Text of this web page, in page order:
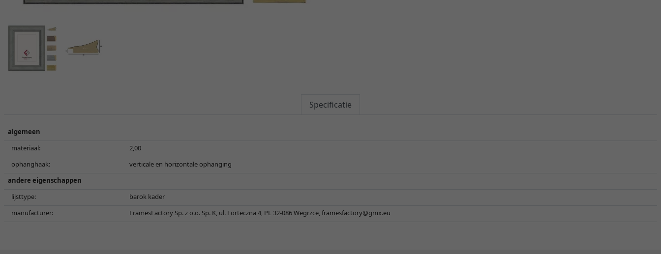
Specificatie
algemeen
materiaal:
2,00
ophanghaak:
verticale en horizontale ophanging
andere eigenschappen
lijsttype:
barok kader
manufacturer:
FramesFactory Sp. z o.o. Sp. K, ul. Forteczna 4, PL 32-086 Wegrzce,framesfactory@gmx.eu